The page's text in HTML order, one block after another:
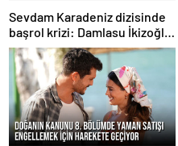
Sevdam Karadeniz dizisinde
başrol krizi: Damlasu İkizoğlu
projeden ayrıldı